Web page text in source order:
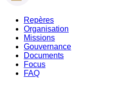
Repères
Organisation
Missions
Gouvernance
Documents
Focus
FAQ